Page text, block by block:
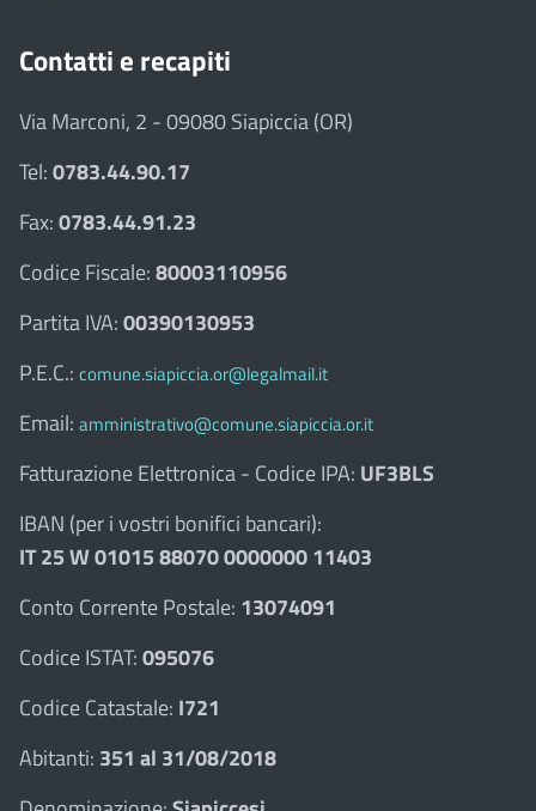
Contatti e recapiti
Via Marconi, 2 - 09080 Siapiccia (OR)
Tel:0783.44.90.17
Fax:0783.44.91.23
Codice Fiscale:80003110956
Partita IVA:00390130953
P.E.C.: comune.siapiccia.or@legalmail.it
Email: amministrativo@comune.siapiccia.or.it
Fatturazione Elettronica - Codice IPA: UF3BLS
IBAN (per i vostri bonifici bancari):
IT 25 W 01015 88070 0000000 11403
Conto Corrente Postale: 13074091
Codice ISTAT:095076
Codice Catastale: I721
Abitanti: 351 al 31/08/2018